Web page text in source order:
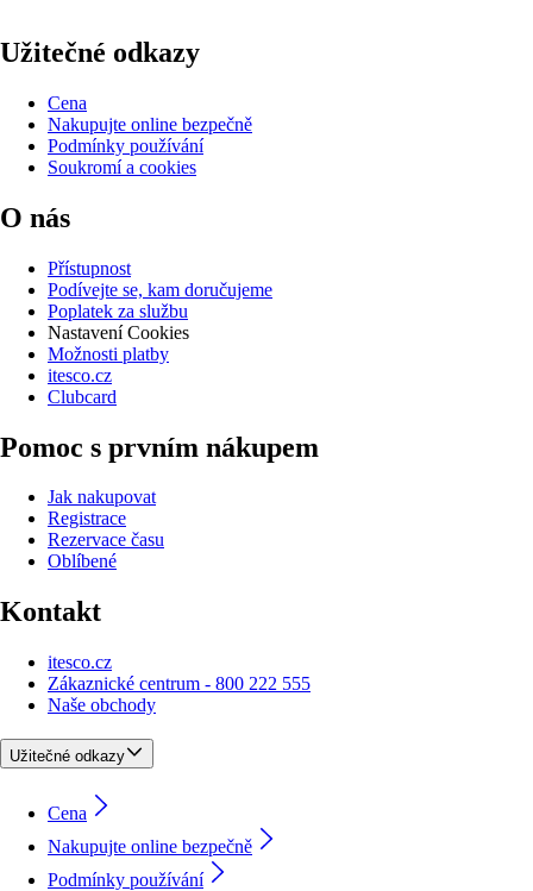
Užitečné odkazy
Cena
Nakupujte online bezpečně
Podmínky používání
Soukromí a cookies
O nás
Přístupnost
Podívejte se, kam doručujeme
Poplatek za službu
Nastavení Cookies
Možnosti platby
itesco.cz
Clubcard
Pomoc s prvním nákupem
Jak nakupovat
Registrace
Rezervace času
Oblíbené
Kontakt
itesco.cz
Zákaznické centrum - 800 222 555
Naše obchody
Užitečné odkazy
Cena
Nakupujte online bezpečně
Podmínky používání